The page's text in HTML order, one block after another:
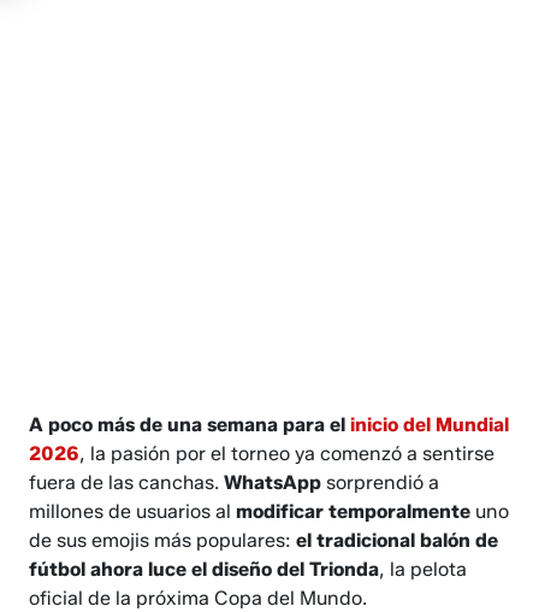
A poco más de una semana para elinicio del Mundial
2026, la pasión por el torneo ya comenzó a sentirse
fuera de las canchas.WhatsApp sorprendió a
millones de usuarios almodificar temporalmente uno
de sus emojis más populares:el tradicional balón de
fútbol ahora luce el diseño del Trionda, la pelota
oficial de la próxima Copa del Mundo.